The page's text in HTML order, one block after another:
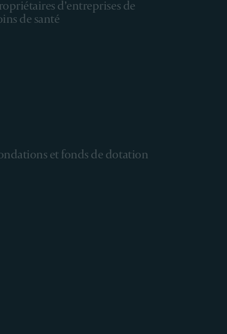
d’entreprises de
de santé
et fonds de dotation